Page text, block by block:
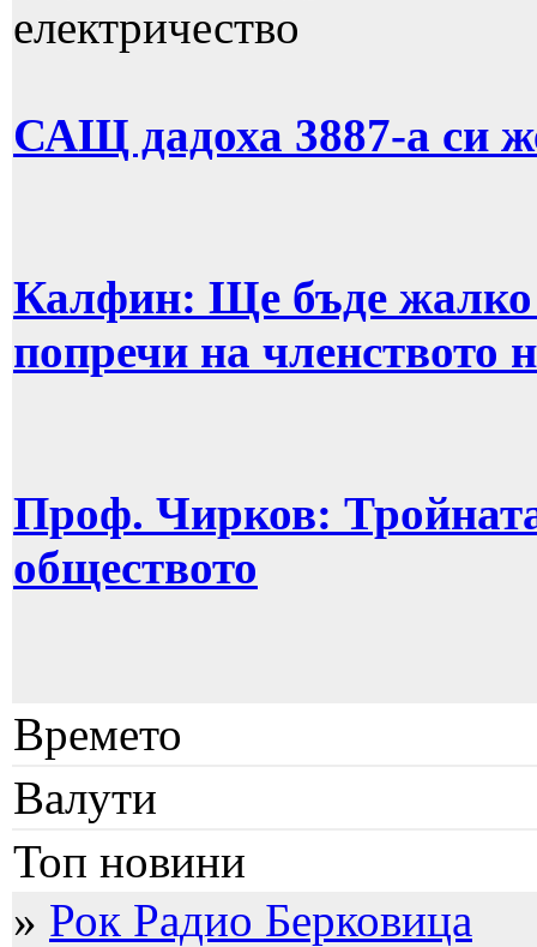
електричество
САЩ дадоха 3887-а си
Калфин: Ще бъде жалко
попречи на
Проф. Чирков:
обществото
Времето
Валути
Топ новини
» Рок Радио Берковица